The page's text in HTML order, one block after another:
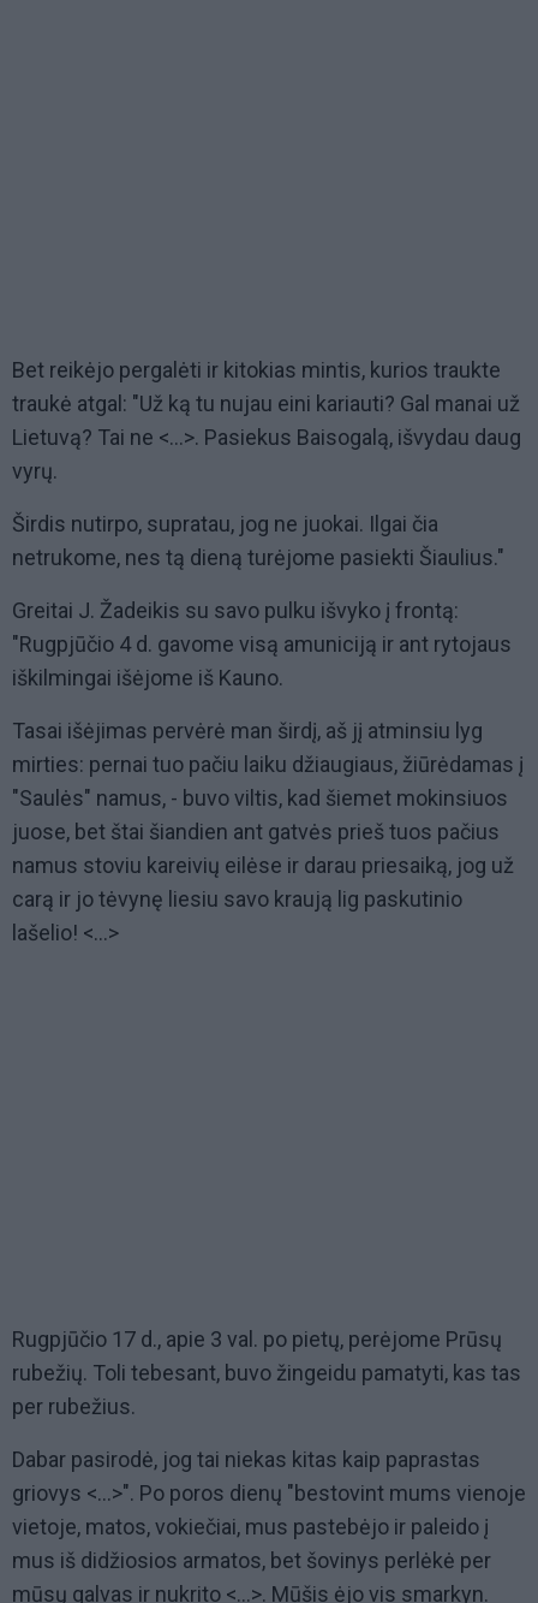
Bet reikėjo pergalėti ir kitokias mintis, kurios traukte
traukė atgal: "Už ką tu nujau eini kariauti? Gal manai už
Lietuvą? Tai ne <...>. Pasiekus Baisogalą, išvydau daug
vyrų.
Širdis nutirpo, supratau, jog ne juokai. Ilgai čia
netrukome, nes tą dieną turėjome pasiekti Šiaulius."
Greitai J. Žadeikis su savo pulku išvyko į frontą:
"Rugpjūčio 4 d. gavome visą amuniciją ir ant rytojaus
iškilmingai išėjome iš Kauno.
Tasai išėjimas pervėrė man širdį, aš jį atminsiu lyg
mirties: pernai tuo pačiu laiku džiaugiaus, žiūrėdamas į
"Saulės" namus, - buvo viltis, kad šiemet mokinsiuos
juose, bet štai šiandien ant gatvės prieš tuos pačius
namus stoviu kareivių eilėse ir darau priesaiką, jog už
carą ir jo tėvynę liesiu savo kraują lig paskutinio
lašelio! <...>
Rugpjūčio 17 d., apie 3 val. po pietų, perėjome Prūsų
rubežių. Toli tebesant, buvo žingeidu pamatyti, kas tas
per rubežius.
Dabar pasirodė, jog tai niekas kitas kaip paprastas
griovys <...>". Po poros dienų "bestovint mums vienoje
vietoje, matos, vokiečiai, mus pastebėjo ir paleido į
mus iš didžiosios armatos, bet šovinys perlėkė per
mūsų galvas ir nukrito <...>. Mūšis ėjo vis smarkyn.